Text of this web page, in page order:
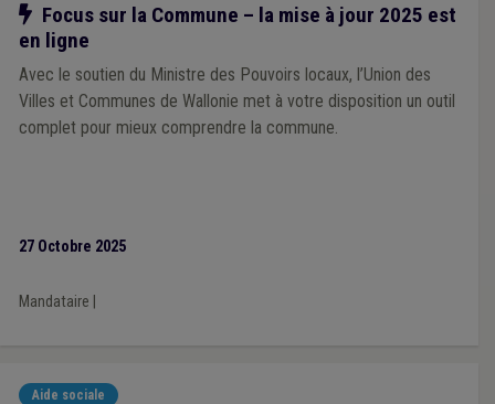
Notre action
Focus sur la Commune – la mise à jour 2025 est
en ligne
Avec le soutien du Ministre des Pouvoirs locaux, l’Union des
Villes et Communes de Wallonie met à votre disposition un outil
complet pour mieux comprendre la commune.
27 Octobre 2025
Mandataire
Aide sociale